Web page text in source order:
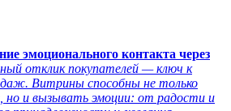
эмоционального контакта через
отклик покупателей — ключ к
Витрины способны не только
но и вызывать эмоции: от радости и